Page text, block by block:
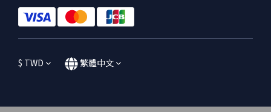
$ TWD 繁體中文